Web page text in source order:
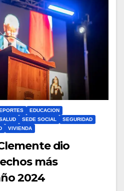
EDUCACION
SEDE SOCIAL
SEGURIDAD
VIVIENDA
dio
más
2024